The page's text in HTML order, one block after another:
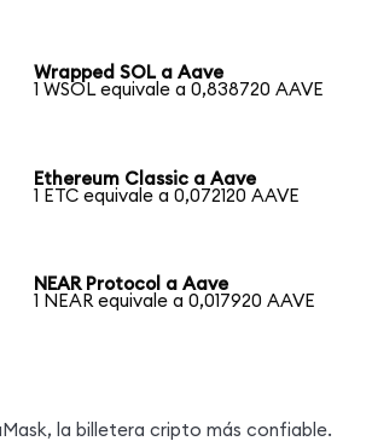
Wrapped SOL a Aave
1 WSOL equivale a 0,838720 AAVE
Ethereum Classic a Aave
1 ETC equivale a 0,072120 AAVE
NEAR Protocol a Aave
1 NEAR equivale a 0,017920 AAVE
la billetera cripto más confiable.